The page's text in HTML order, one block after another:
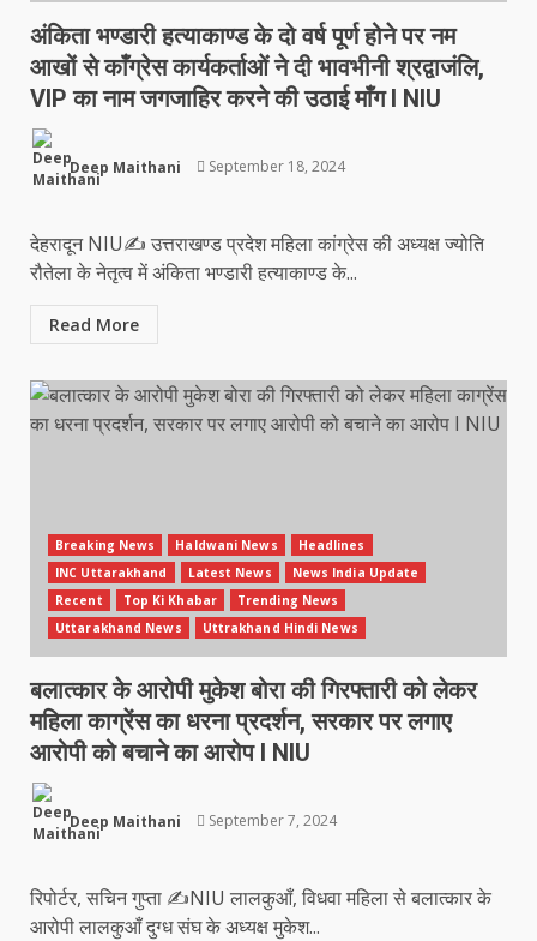
अंकिता भण्डारी हत्याकाण्ड के दो वर्ष पूर्ण होने पर नम
आखों से काँग्रेस कार्यकर्ताओं ने दी भावभीनी श्रद्वाजंलि,
VIP का नाम जगजाहिर करने की उठाई माँग l NIU
Deep Maithani September 18, 2024
देहरादून NIU✍️ उत्तराखण्ड प्रदेश महिला कांग्रेस की अध्यक्ष ज्योति
रौतेला के नेतृत्व में अंकिता भण्डारी हत्याकाण्ड के...
Read More
Breaking News Haldwani News
Headlines
INC Uttarakhand
Latest News
News India Update
Recent
Top Ki Khabar
Trending News
Uttarakhand News
Uttrakhand Hindi News
बलात्कार के आरोपी मुकेश बोरा की गिरफ्तारी को लेकर
महिला काग्रेंस का धरना प्रदर्शन, सरकार पर लगाए
आरोपी को बचाने का आरोप I NIU
Deep Maithani September 7, 2024
रिपोर्टर, सचिन गुप्ता ✍️NIU लालकुआँ, विधवा महिला से बलात्कार के
आरोपी लालकुआँ दुग्ध संघ के अध्यक्ष मुकेश...